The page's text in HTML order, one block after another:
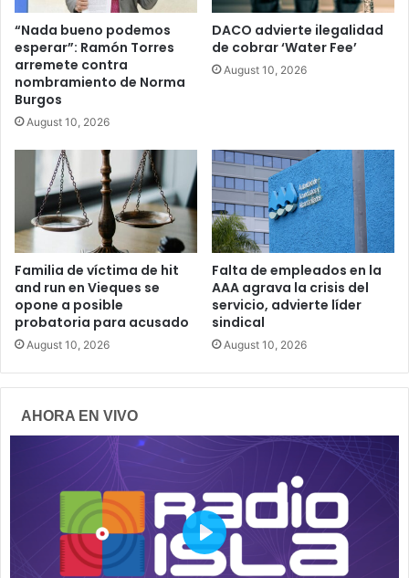
“Nada bueno podemos
esperar”: Ramón Torres
arremete contra
nombramiento de Norma
Burgos
August 10, 2026
DACO advierte ilegalidad
de cobrar ‘Water Fee’
August 10, 2026
Familia de víctima de hit
and run en Vieques se
opone a posible
probatoria para acusado
August 10, 2026
Falta de empleados en la
AAA agrava la crisis del
servicio, advierte líder
sindical
August 10, 2026
AHORA EN VIVO
P